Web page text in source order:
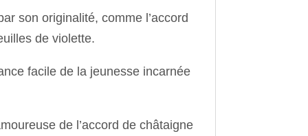
son originalité, comme l’accord
de violette.
facile de la jeunesse incarnée
de l’accord de châtaigne